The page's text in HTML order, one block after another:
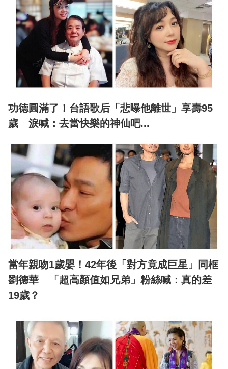
功德圓滿了！台語歌后「悲曝他離世」享壽95
歲 淚喊：去當快樂的神仙吧...
當年親吻1歲嬰！42年後「對方竟成巨星」同框
劉德華 「超高顏值如兄弟」粉絲喊：真的差
19歲？